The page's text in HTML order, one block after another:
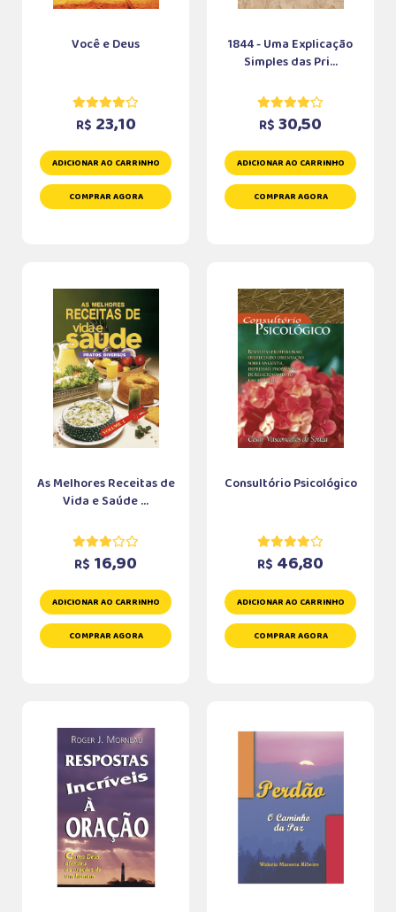
Você e Deus
R$ 23,10
ADICIONAR AO CARRINHO
COMPRAR AGORA
1844 - Uma Explicação
Simples das Pri...
R$ 30,50
ADICIONAR AO CARRINHO
COMPRAR AGORA
As Melhores Receitas de
Vida e Saúde ...
R$ 16,90
ADICIONAR AO CARRINHO
COMPRAR AGORA
Consultório Psicológico
R$ 46,80
ADICIONAR AO CARRINHO
COMPRAR AGORA